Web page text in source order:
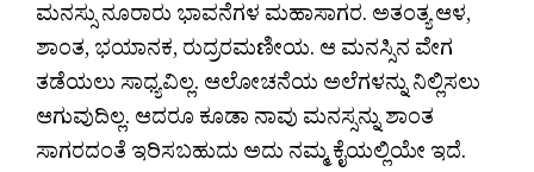
ಮನಸ್ಸು ನೂರಾರು ಭಾವನೆಗಳ ಮಹಾಸಾಗರ. ಅತಂತ್ಯ ಆಳ,
ಶಾಂತ, ಭಯಾನಕ, ರುದ್ರರಮಣೀಯ. ಆ ಮನಸ್ಸಿನ ವೇಗ
ತಡೆಯಲು ಸಾಧ್ಯವಿಲ್ಲ. ಆಲೋಚನೆಯ ಅಲೆಗಳನ್ನು ನಿಲ್ಲಿಸಲು
ಆಗುವುದಿಲ್ಲ. ಆದರೂ ಕೂಡಾ ನಾವು ಮನಸ್ಸನ್ನು ಶಾಂತ
ಸಾಗರದಂತೆ ಇರಿಸಬಹುದು ಅದು ನಮ್ಮ ಕೈಯಲ್ಲಿಯೇ ಇದೆ.